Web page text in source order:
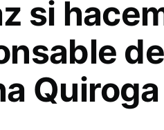
si
Quiroga